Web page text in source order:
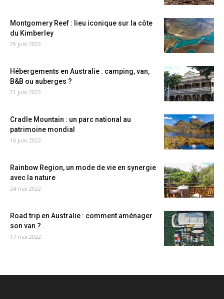
Montgomery Reef : lieu iconique sur la côte
du Kimberley
29 juin 2022
Hébergements en Australie : camping, van,
B&B ou auberges ?
21 juin 2022
Cradle Mountain : un parc national au
patrimoine mondial
16 juin 2022
Rainbow Region, un mode de vie en synergie
avec la nature
24 mai 2022
Road trip en Australie : comment aménager
son van ?
17 mai 2022